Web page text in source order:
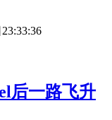
后一路飞升